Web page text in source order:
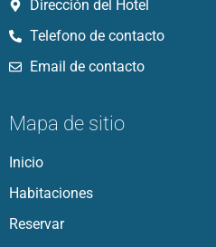
Dirección del Hotel
Telefono de contacto
Email de contacto
Mapa de sitio
Inicio
Habitaciones
Reservar